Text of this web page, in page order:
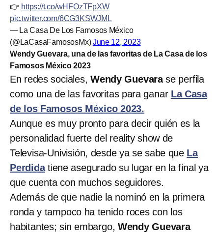
👉 https://t.co/wHFOzTFpXW
pic.twitter.com/6CG3KSWJML
— La Casa De Los Famosos México
(@LaCasaFamososMx)June 12, 2023
Wendy Guevara, una de las favoritas de La Casa de los
Famosos México 2023
En redes sociales, Wendy Guevarase perfila
como una de las favoritas para ganar La Casa
de los Famosos México 2023.
Aunque es muy pronto para decir quién es la
personalidad fuerte del reality show de
Televisa-Univisión, desde ya se sabe que La
Perdidatiene asegurado su lugar en la final ya
que cuenta con muchos seguidores.
Además de que nadie la nominó en la primera
ronda y tampoco ha tenido roces con los
habitantes; sin embargo, Wendy Guevara